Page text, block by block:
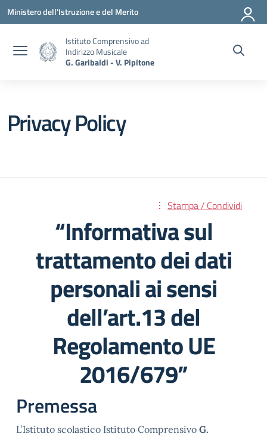
Vai ai contenuti
Vai al menu di navigazione
Vai al footer
Ministero dell'Istruzione e del Merito
Istituto Comprensivo ad
Indirizzo Musicale
G. Garibaldi - V. Pipitone
Privacy Policy
Stampa / Condividi
“Informativa sul
trattamento dei dati
personali ai sensi
dell’art.13 del
Regolamento UE
2016/679”
Premessa
L’Istituto scolastico Istituto Comprensivo G.